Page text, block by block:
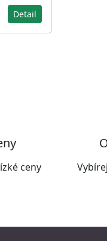
Detail
ceny